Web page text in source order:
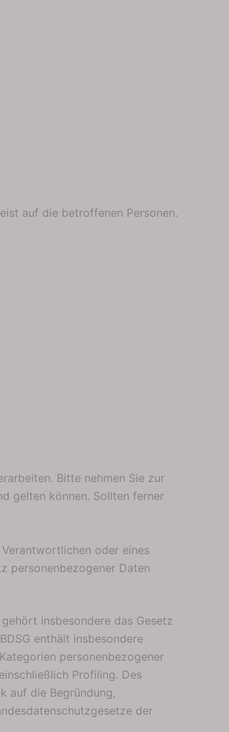
auf die betroffenen Personen.
Bitte nehmen Sie zur
gelten können. Sollten ferner
oder eines
personenbezogener Daten
insbesondere das Gesetz
enthält insbesondere
personenbezogener
Profiling. Des
auf die Begründung,
der